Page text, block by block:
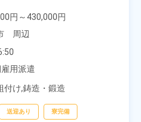
塗装など自動車製造の各
円～430,000円
～277,000円
　周辺
用派遣
付け,鋳造・鍛造
送迎あり 寮完備